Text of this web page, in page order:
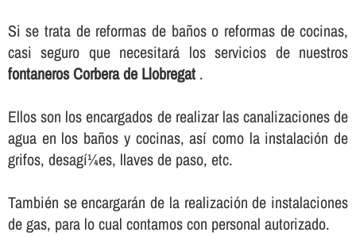
Si se trata de reformas de baños o reformas de cocinas,
casi seguro que necesitará los servicios de nuestros
fontaneros Corbera de Llobregat.
Ellos son los encargados de realizar las canalizaciones de
agua en los baños y cocinas, así­ como la instalación de
grifos, desagí¼es, llaves de paso, etc.
También se encargarán de la realización de instalaciones
de gas, para lo cual contamos con personal autorizado.